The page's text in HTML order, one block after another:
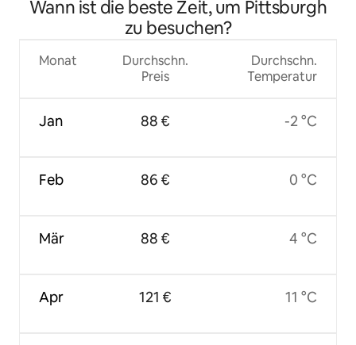
Wann ist die beste Zeit, um Pittsburgh
zu besuchen?
Monat
Jan
Feb
Mär
Apr
Durchschn.
Preis
88 €
86 €
88 €
121 €
Durchschn.
Temperatur
-2 °C
0 °C
4 °C
11 °C